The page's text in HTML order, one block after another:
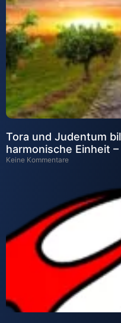
Tora und Judentum
harmonische Einheit
Keine Kommentare